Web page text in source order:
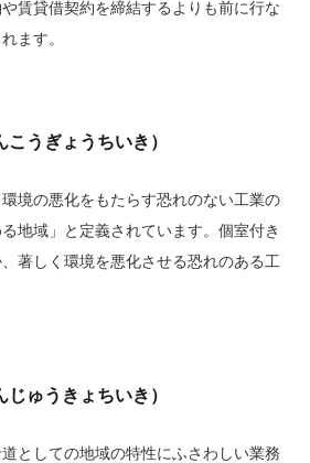
賃貸借契約を締結するよりも前に行な
ます。
うぎょうちいき）
境の悪化をもたらす恐れのない工業の
地域」と定義されています。個室付き
著しく環境を悪化させる恐れのある工
ゅうきょちいき）
としての地域の特性にふさわしい業務